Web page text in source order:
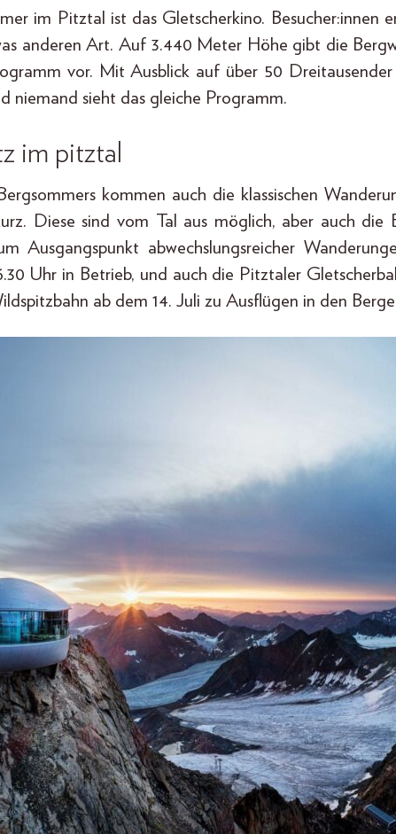
im Pitztal ist das Gletscherkino. Besucher:innen
anderen Art. Auf 3.440 Meter Höhe gibt die
vor. Mit Ausblick auf über 50
niemand sieht das gleiche Programm.
im pitztal
kommen auch die klassischen
Diese sind vom Tal aus möglich, aber auch die
Ausgangspunkt abwechslungsreicher
Uhr in Betrieb, und auch die Pitztaler
ab dem 14. Juli zu Ausflügen in den